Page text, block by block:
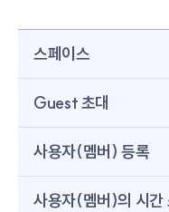
스페이스
Guest 초대
사용자(멤버) 등록
사용자(멤버)의 시간